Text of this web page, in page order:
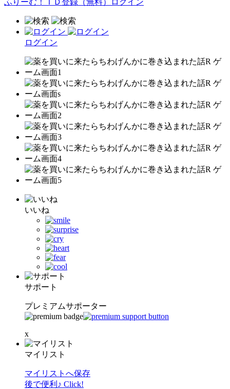
ふりーむ！ＩＤ登録（無料） ログイン
ログイン
いいね
サポート
プレミアムサポーター
x
マイリスト
マイリストへ保存
後で便利♪ Click!